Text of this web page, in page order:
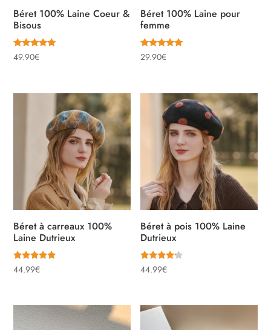
Béret 100% Laine Coeur &
Bisous
Note
5.00
49.90€
Béret 100% Laine pour
femme
Note
5.00
29.90€
Béret à carreaux 100%
Laine Dutrieux
Note
5.00
44.99€
Béret à pois 100% Laine
Dutrieux
Note
4.00
44.99€